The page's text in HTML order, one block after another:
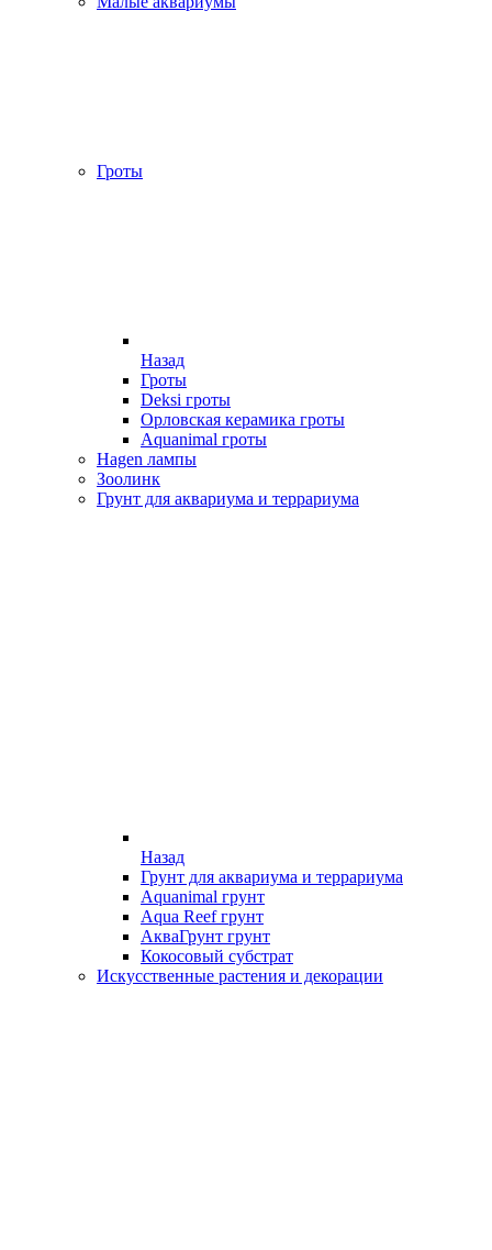
Гроты
Назад
Гроты
Deksi гроты
Орловская керамика гроты
Aquanimal гроты
Hagen лампы
Зоолинк
Грунт для аквариума и террариума
Назад
Грунт для аквариума и террариума
Aquanimal грунт
Aqua Reef грунт
АкваГрунт грунт
Кокосовый субстрат
Искусственные растения и декорации